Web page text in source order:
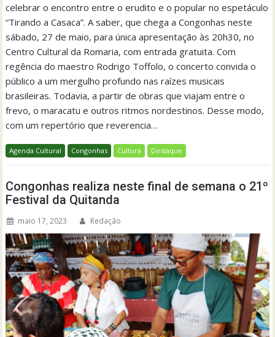
celebrar o encontro entre o erudito e o popular no espetáculo
“Tirando a Casaca”. A saber, que chega a Congonhas neste
sábado, 27 de maio, para única apresentação às 20h30, no
Centro Cultural da Romaria, com entrada gratuita. Com
regência do maestro Rodrigo Toffolo, o concerto convida o
público a um mergulho profundo nas raízes musicais
brasileiras. Todavia, a partir de obras que viajam entre o
frevo, o maracatu e outros ritmos nordestinos. Desse modo,
com um repertório que reverencia…
Agenda Cultural Congonhas Cultura Destaque
Congonhas realiza neste final de semana o 21º
Festival da Quitanda
maio 17, 2023 Redação